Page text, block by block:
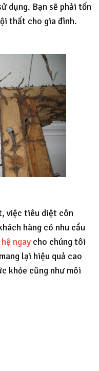
dụng. Bạn sẽ phải tốn
thất cho gia đình.
việc tiêu diệt côn
hàng có nhu cầu
ngay cho chúng tôi
lại hiệu quả cao
khỏe cũng như môi